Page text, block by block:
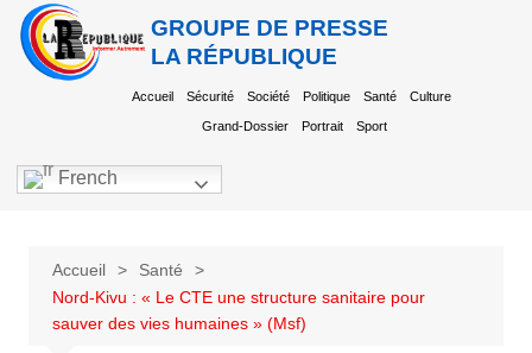
GROUPE DE PRESSE
LA RÉPUBLIQUE
Accueil Sécurité Société Politique Santé Culture
Grand-Dossier Portrait Sport
French
Accueil
Santé
Nord-Kivu : « Le CTE une structure sanitaire pour
sauver des vies humaines » (Msf)